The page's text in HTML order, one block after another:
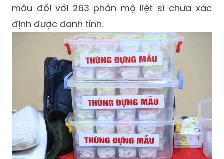
mẫu đối với 263 phần mộ liệt sĩ chưa xác
định được danh tính.